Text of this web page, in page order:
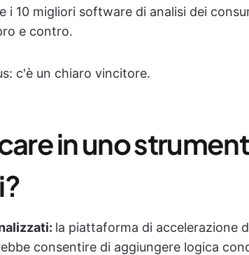
i 10 migliori software di analisi dei
e contro.
c'è un chiaro vincitore.
in uno
la piattaforma di accelerazione
consentire di aggiungere logica